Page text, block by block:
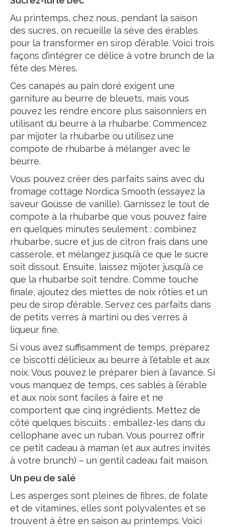
Au printemps, chez nous, pendant la saison
des sucres, on recueille la sève des érables
pour la transformer en sirop d’érable. Voici trois
façons d’intégrer ce délice à votre brunch de la
fête des Mères.
Ces canapés au pain doré exigent une
garniture au beurre de bleuets, mais vous
pouvez les rendre encore plus saisonniers en
utilisant du beurre à la rhubarbe. Commencez
par mijoter la rhubarbe ou utilisez une
compote de rhubarbe à mélanger avec le
beurre.
Vous pouvez créer des parfaits sains avec du
fromage cottage Nordica Smooth (essayez la
saveur Gousse de vanille). Garnissez le tout de
compote à la rhubarbe que vous pouvez faire
en quelques minutes seulement : combinez
rhubarbe, sucre et jus de citron frais dans une
casserole, et mélangez jusqu’à ce que le sucre
soit dissout. Ensuite, laissez mijoter jusqu’à ce
que la rhubarbe soit tendre. Comme touche
finale, ajoutez des miettes de noix rôties et un
peu de sirop d’érable. Servez ces parfaits dans
de petits verres à martini ou des verres à
liqueur fine.
Si vous avez suffisamment de temps, préparez
ce biscotti délicieux au beurre à l’étable et aux
noix. Vous pouvez le préparer bien à l’avance. Si
vous manquez de temps, ces sablés à l’érable
et aux noix sont faciles à faire et ne
comportent que cinq ingrédients. Mettez de
côté quelques biscuits : emballez-les dans du
cellophane avec un ruban. Vous pourrez offrir
ce petit cadeau à maman (et aux autres invités
à votre brunch) – un gentil cadeau fait maison.
Un peu de salé
Les asperges sont pleines de fibres, de folate
et de vitamines, elles sont polyvalentes et se
trouvent à être en saison au printemps. Voici